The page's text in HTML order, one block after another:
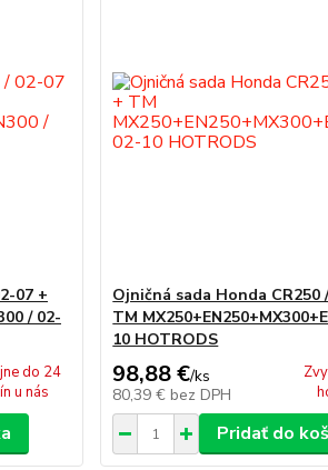
07 +
/ 02-
do 24
u nás
Ojničná sada Honda CR250
TM
10 HOTRODS
98,88 €/ks
80,39 € bez DPH
Pridať do